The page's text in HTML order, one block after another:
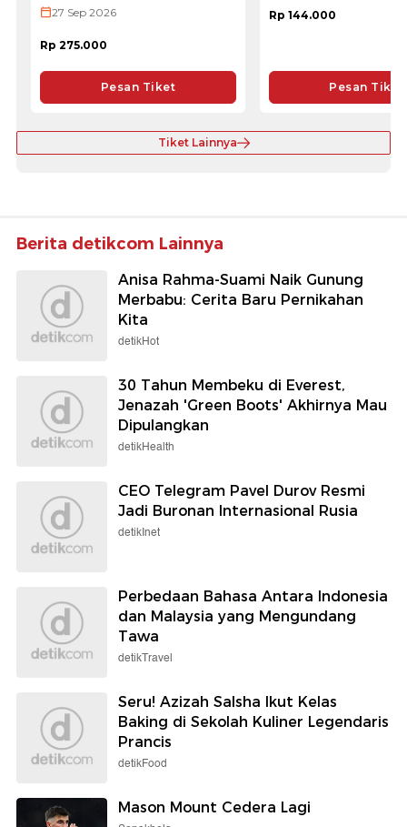
27 Sep 2026
Rp 275.000
Pesan Tiket
Rp 144.000
Pesan Tiket
Tiket Lainnya
Berita detikcom Lainnya
Anisa Rahma-Suami Naik Gunung
Merbabu: Cerita Baru Pernikahan
Kita
detikHot
30 Tahun Membeku di Everest,
Jenazah 'Green Boots' Akhirnya Mau
Dipulangkan
detikHealth
CEO Telegram Pavel Durov Resmi
Jadi Buronan Internasional Rusia
detikInet
Perbedaan Bahasa Antara Indonesia
dan Malaysia yang Mengundang
Tawa
detikTravel
Seru! Azizah Salsha Ikut Kelas
Baking di Sekolah Kuliner Legendaris
Prancis
detikFood
Mason Mount Cedera Lagi